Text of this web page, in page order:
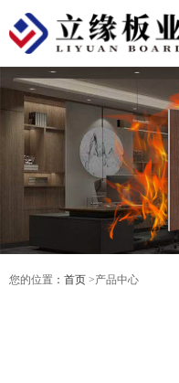
您的位置：首页>产品中心